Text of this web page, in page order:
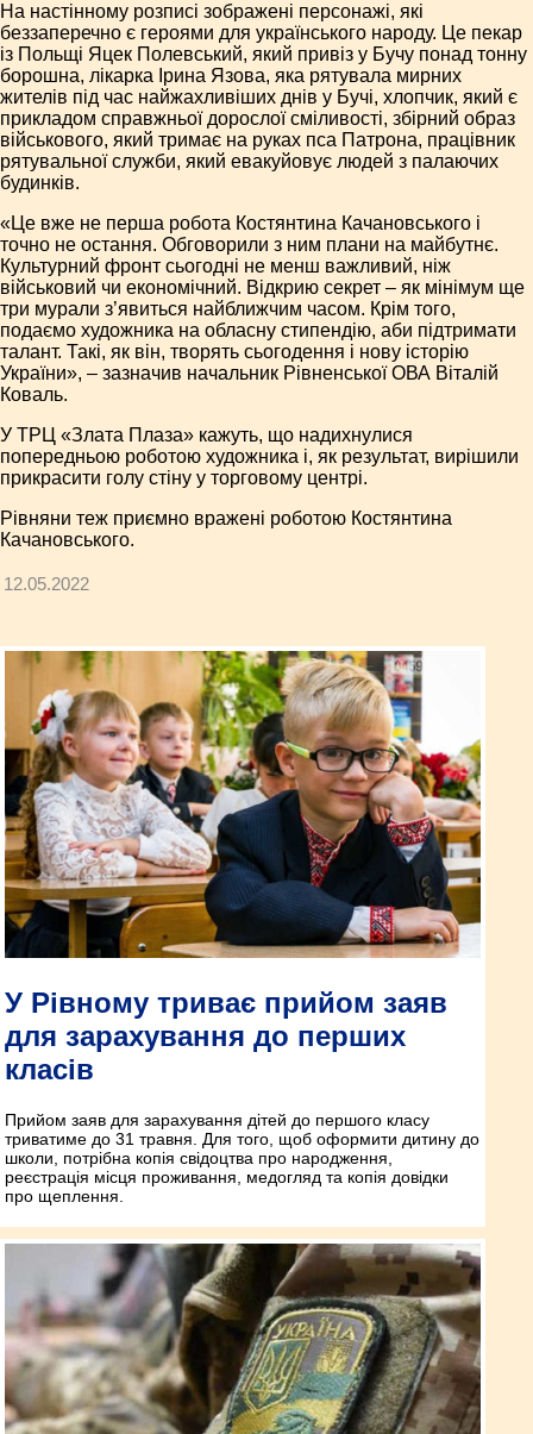
На настінному розписі зображені персонажі, які
беззаперечно є героями для українського народу. Це пекар
із Польщі Яцек Полевський, який привіз у Бучу понад тонну
борошна, лікарка Ірина Язова, яка рятувала мирних
жителів під час найжахливіших днів у Бучі, хлопчик, який є
прикладом справжньої дорослої сміливості, збірний образ
військового, який тримає на руках пса Патрона, працівник
рятувальної служби, який евакуйовує людей з палаючих
будинків.
«Це вже не перша робота Костянтина Качановського і
точно не остання. Обговорили з ним плани на майбутнє.
Культурний фронт сьогодні не менш важливий, ніж
військовий чи економічний. Відкрию секрет – як мінімум ще
три мурали з’явиться найближчим часом. Крім того,
подаємо художника на обласну стипендію, аби підтримати
талант. Такі, як він, творять сьогодення і нову історію
України», – зазначив начальник Рівненської ОВА Віталій
Коваль.
У ТРЦ «Злата Плаза» кажуть, що надихнулися
попередньою роботою художника і, як результат, вирішили
прикрасити голу стіну у торговому центрі.
Рівняни теж приємно вражені роботою Костянтина
Качановського.
12.05.2022
У Рівному триває прийом заяв
для зарахування до перших
класів
Прийом заяв для зарахування дітей до першого класу
триватиме до 31 травня. Для того, щоб оформити дитину до
школи, потрібна копія свідоцтва про народження,
реєстрація місця проживання, медогляд та копія довідки
про щеплення.